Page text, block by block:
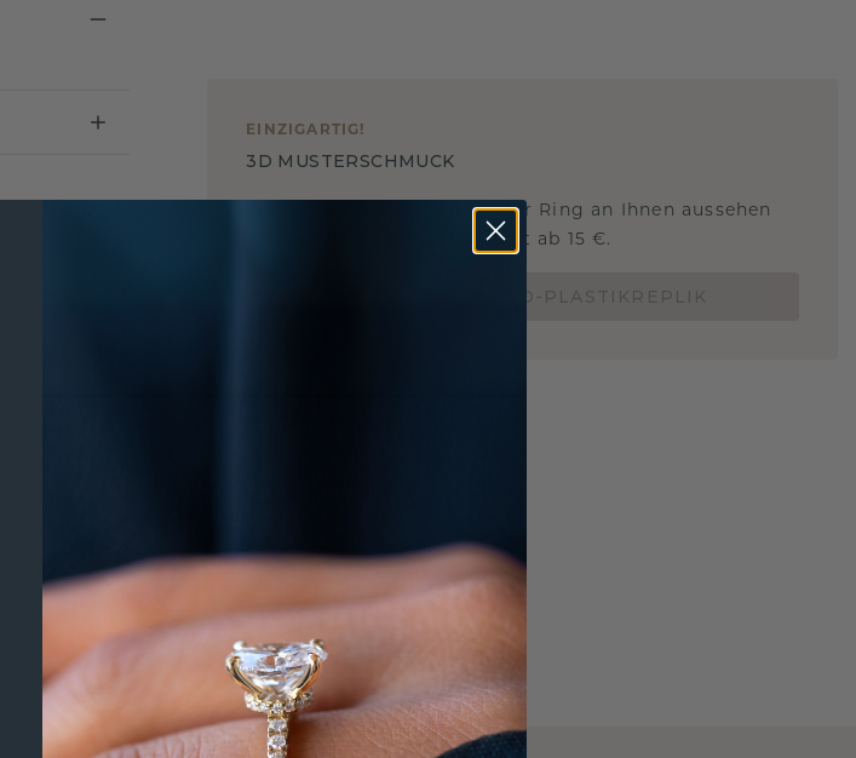
EINZIGARTIG !
3D MUSTERSCHMUCK
Wollen Sie wissen, wie dieser Ring an Ihnen aussehen
würde und ob er passt? Jetzt ab 15 €.